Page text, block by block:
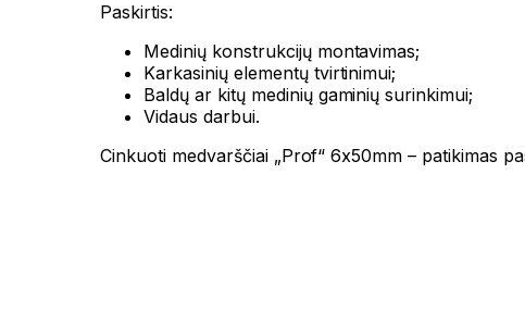
Paskirtis:
Medinių konstrukcijų montavimas;
Karkasinių elementų tvirtinimui;
Baldų ar kitų medinių gaminių surinkimui;
Vidaus darbui.
Cinkuoti medvarščiai „Prof“ 6x50mm – patikimas